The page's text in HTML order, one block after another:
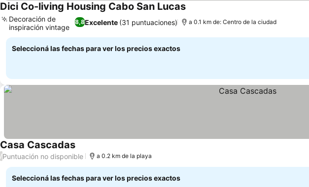
Dici Co-living Housing Cabo San LucasVer precios
8,8Excelente (31 puntuaciones)
Decoración de
inspiración vintage
a 0.1 km de: Centro de la ciudad
Seleccioná las fechas para ver los precios exactos
Casa CascadasVer precios
/Puntuación no disponible a 0.2 km de la playa
Seleccioná las fechas para ver los precios exactos